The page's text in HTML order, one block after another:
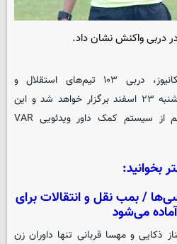
دربی واکنش نشان داد.
، دربی ۱۰۳ تیم‌های استقلال و
پرسپولیس ساعت ۲۰ روز چهارشنبه ۲۳ اسفند برگزار خواهد شد و این
دیدار همانند بازی رفت دو تیم از سیستم کمک داور ویدئویی VAR
بخوانید:
/ بمب نقل و انتقالات برای
می‌شود
ذکایی و مهسا قربانی تنها داوران زن